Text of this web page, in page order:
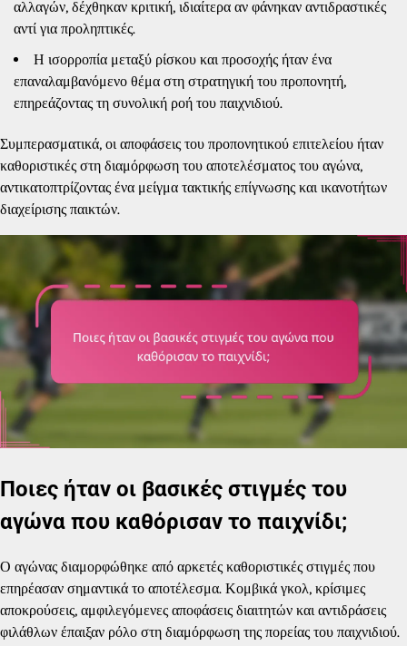
αλλαγών, δέχθηκαν κριτική, ιδιαίτερα αν φάνηκαν αντιδραστικές
αντί για προληπτικές.
Η ισορροπία μεταξύ ρίσκου και προσοχής ήταν ένα
επαναλαμβανόμενο θέμα στη στρατηγική του προπονητή,
επηρεάζοντας τη συνολική ροή του παιχνιδιού.
Συμπερασματικά, οι αποφάσεις του προπονητικού επιτελείου ήταν
καθοριστικές στη διαμόρφωση του αποτελέσματος του αγώνα,
αντικατοπτρίζοντας ένα μείγμα τακτικής επίγνωσης και ικανοτήτων
διαχείρισης παικτών.
Ποιες ήταν οι βασικές στιγμές του
αγώνα που καθόρισαν το παιχνίδι;
Ο αγώνας διαμορφώθηκε από αρκετές καθοριστικές στιγμές που
επηρέασαν σημαντικά το αποτέλεσμα. Κομβικά γκολ, κρίσιμες
αποκρούσεις, αμφιλεγόμενες αποφάσεις διαιτητών και αντιδράσεις
φιλάθλων έπαιξαν ρόλο στη διαμόρφωση της πορείας του παιχνιδιού.